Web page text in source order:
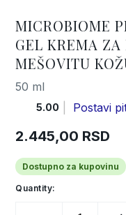
MICROBIOME
GEL KREMA
MEŠOVITU
50 ml
5.00 Postavi
2.445,00 RSD
Dostupno za kupovinu
Quantity: